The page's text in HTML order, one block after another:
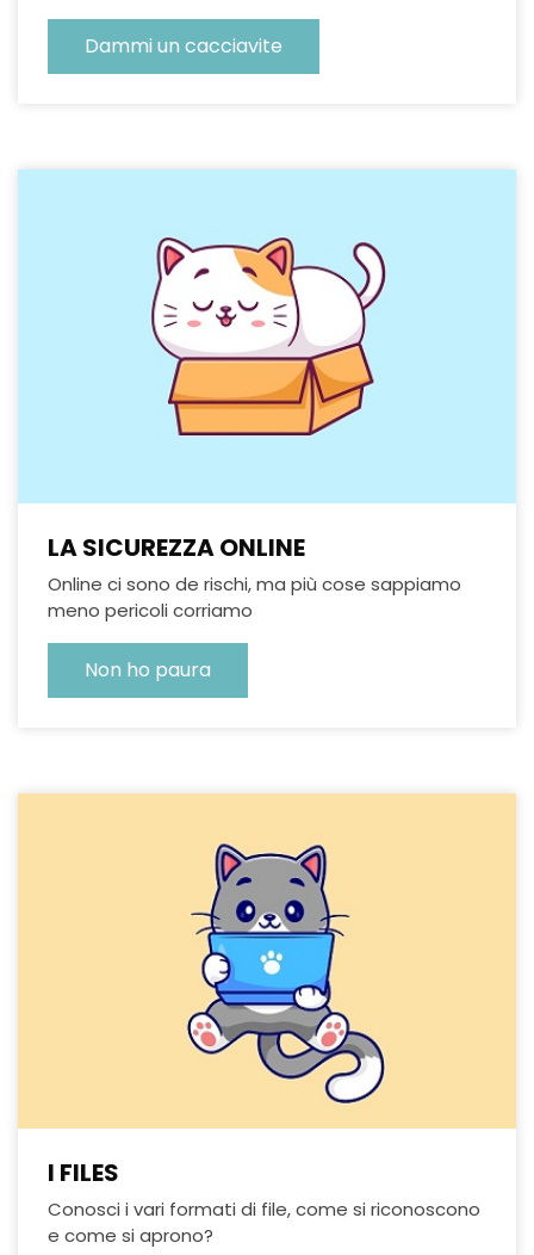
Dammi un cacciavite
LA SICUREZZA ONLINE
Online ci sono de rischi, ma più cose sappiamo
meno pericoli corriamo
Non ho paura
I FILES
Conosci i vari formati di file, come si riconoscono
e come si aprono?